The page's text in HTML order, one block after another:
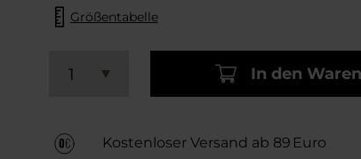
Größentabelle
1 In den
Kostenloser Versand ab 89 Euro